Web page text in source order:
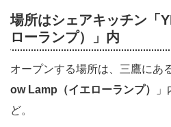
場所はシェアキッチン「
ローランプ）」内
オープンする場所は、三鷹にあ
ow Lamp（イエローランプ）
ど。